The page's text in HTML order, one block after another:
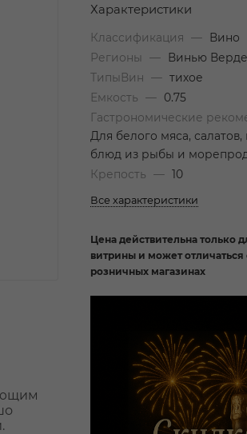
Характеристики
Классификация —
Вино
Регионы
—
Винью
ТипыВин
— тихое
Емкость
—
0.75
Гастрономические
Для белого мяса, салатов,
блюд из рыбы и
Крепость
— 10
Все характеристики
Цена действительна только
витрины и может отличаться
розничных магазинах